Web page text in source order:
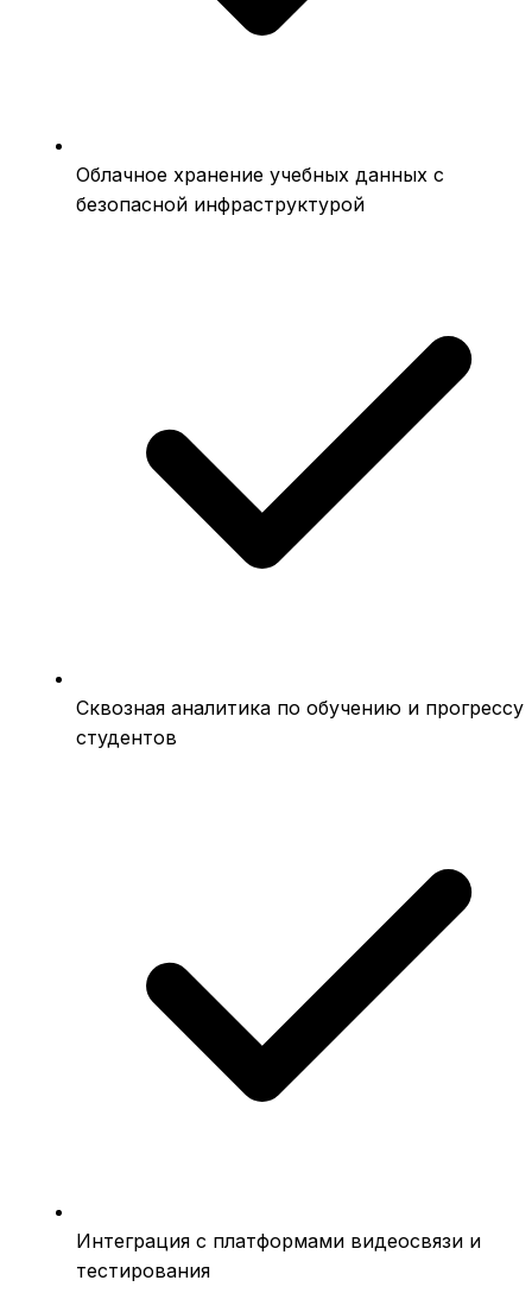
Облачное хранение учебных данных с
безопасной инфраструктурой
Сквозная аналитика по обучению и прогрессу
студентов
Интеграция с платформами видеосвязи и
тестирования